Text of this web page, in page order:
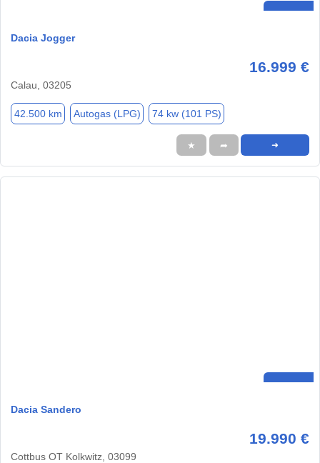
Dacia Jogger
16.999 €
Calau, 03205
42.500 km Autogas (LPG) 74 kw (101 PS)
★ ➦ ➜
Dacia Sandero
19.990 €
Cottbus OT Kolkwitz, 03099